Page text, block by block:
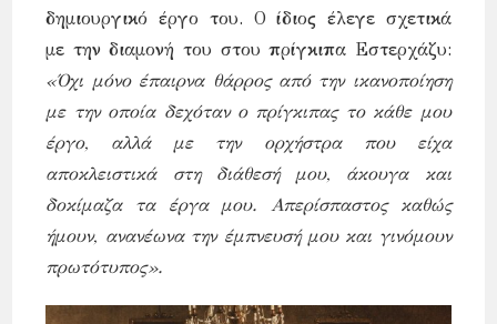
δημιουργικό έργο του. Ο ίδιος έλεγε σχετικά
με την διαμονή του στου πρίγκιπα Εστερχάζυ:
«Όχι μόνο έπαιρνα θάρρος από την ικανοποίηση
με την οποία δεχόταν ο πρίγκιπας το κάθε μου
έργο, αλλά με την ορχήστρα που είχα
αποκλειστικά στη διάθεσή μου, άκουγα και
δοκίμαζα τα έργα μου. Απερίσπαστος καθώς
ήμουν, ανανέωνα την έμπνευσή μου και γινόμουν
πρωτότυπος».